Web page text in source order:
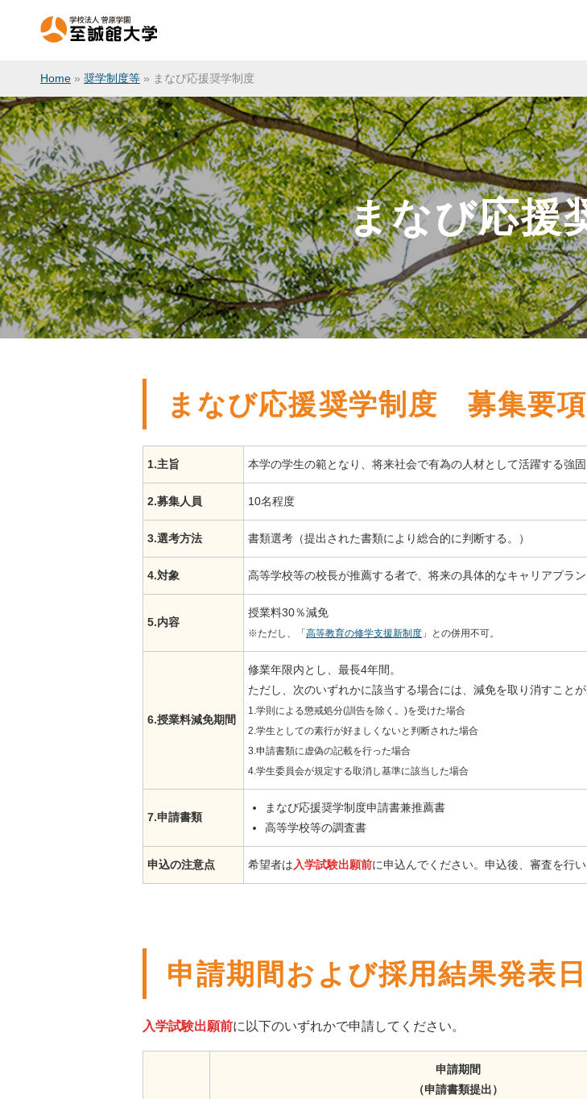
Home » 奨学制度等 » まなび応援奨学制度
まなび応援
まなび応援奨学制度 募集要項
1.主旨 本学の学生の範となり、将来社会で有為の人材として活躍する強
2.募集人員 10名程度
3.選考方法 書類選考（提出された書類により総合的に判断する。）
4.対象 高等学校等の校長が推薦する者で、将来の具体的なキャリアプラ
5.内容
授業料30％減免
※ただし、「高等教育の修学支援新制度 」との併用不可。
6.授業料減免期間
修業年限内とし、最長4年間。
ただし、次のいずれかに該当する場合には、減免を取り消すことが
1.学則による懲戒処分(訓告を除く。)を受けた場合
2.学生としての素行が好ましくないと判断された場合
3.申請書類に虚偽の記載を行った場合
4.学生委員会が規定する取消し基準に該当した場合
7.申請書類
まなび応援奨学制度申請書兼推薦書
高等学校等の調査書
申込の注意点 希望者は 入学試験出願前に申込んでください。申込後、審査を行
申請期間および採用結果発表日
入学試験出願前に以下のいずれかで申請してください。
申請期間
（申請書類提出）